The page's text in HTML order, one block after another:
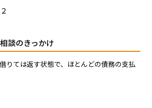
２
談のきっかけ
りては返す状態で、ほとんどの債務の支払